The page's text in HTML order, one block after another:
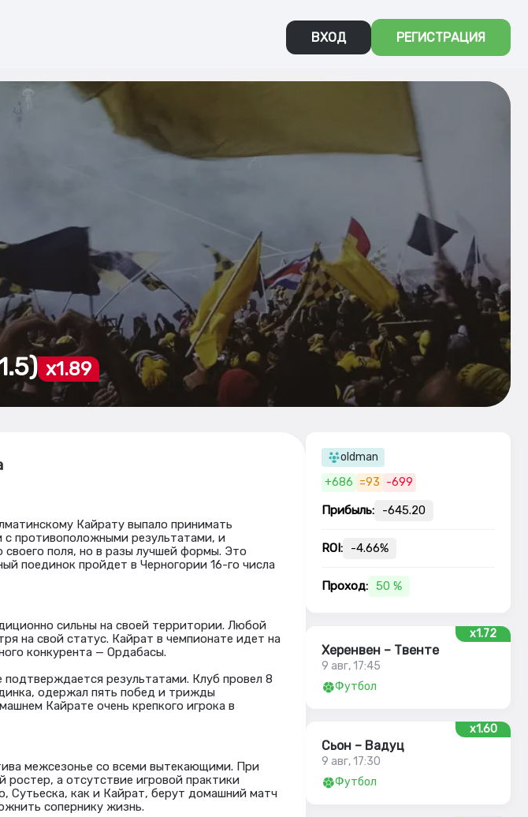
ВХОД РЕГИСТРАЦИЯ
x1.89
Кайрату выпало принимать
с противоположными результатами, и
поля, но в разы лучшей формы. Это
поединок пройдет в Черногории 16-го числа
сильны на своей территории. Любой
на свой статус. Кайрат в чемпионате идет на
конкурента — Ордабасы.
результатами. Клуб провел 8
одержал пять побед и трижды
Кайрате очень крепкого игрока в
межсезонье со всеми вытекающими. При
ростер, а отсутствие игровой практики
Сутьеска, как и Кайрат, берут домашний матч
сопернику жизнь.
oldman
+686 =93 -699
Прибыль: -645.20
ROI: -4.66%
Проход: 50 %
x1.72
Херенвен – Твенте
9 авг, 17:45
Футбол
x1.60
Сьон – Вадуц
9 авг, 17:30
Футбол